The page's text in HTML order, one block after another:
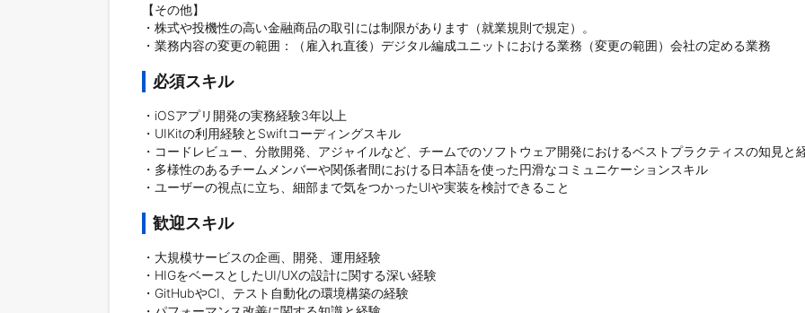
【その他】
・株式や投機性の高い金融商品の取引には制限があります（就業規則で規定）。
・業務内容の変更の範囲：（雇入れ直後）デジタル編成ユニットにおける業務（変更の範囲）会社の定める業務
必須スキル
・iOSアプリ開発の実務経験3年以上
・UIKitの利用経験とSwiftコーディングスキル
・コードレビュー、分散開発、アジャイルなど、チームでのソフトウェア開発におけるベストプラクティスの知見と
・多様性のあるチームメンバーや関係者間における日本語を使った円滑なコミュニケーションスキル
・ユーザーの視点に立ち、細部まで気をつかったUIや実装を検討できること
歓迎スキル
・大規模サービスの企画、開発、運用経験
・HIGをベースとしたUI/UXの設計に関する深い経験
・GitHubやCI、テスト自動化の環境構築の経験